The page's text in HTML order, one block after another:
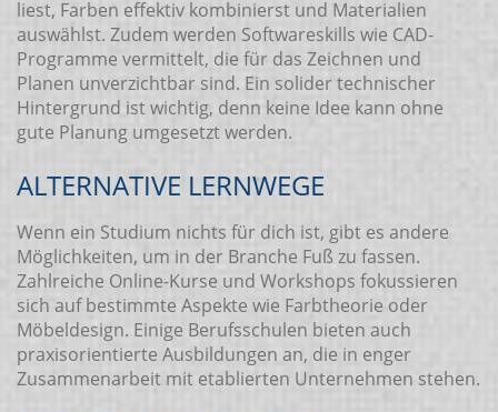
liest, Farben effektiv kombinierst und Materialien
auswählst. Zudem werden Softwareskills wie CAD-
Programme vermittelt, die für das Zeichnen und
Planen unverzichtbar sind. Ein solider technischer
Hintergrund ist wichtig, denn keine Idee kann ohne
gute Planung umgesetzt werden.
ALTERNATIVE LERNWEGE
Wenn ein Studium nichts für dich ist, gibt es andere
Möglichkeiten, um in der Branche Fuß zu fassen.
Zahlreiche Online-Kurse und Workshops fokussieren
sich auf bestimmte Aspekte wie Farbtheorie oder
Möbeldesign. Einige Berufsschulen bieten auch
praxisorientierte Ausbildungen an, die in enger
Zusammenarbeit mit etablierten Unternehmen stehen.